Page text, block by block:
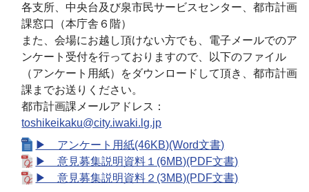
各支所、中央台及び泉市民サービスセンター、都市計画
課窓口（本庁舎６階）
また、会場にお越し頂けない方でも、電子メールでのア
ンケート受付を行っておりますので、以下のファイル
（アンケート用紙）をダウンロードして頂き、都市計画
課までお送りください。
都市計画課メールアドレス：
toshikeikaku@city.iwaki.lg.jp
▶ アンケート用紙(46KB)(Word文書)
▶ 意見募集説明資料１(6MB)(PDF文書)
▶ 意見募集説明資料２(3MB)(PDF文書)